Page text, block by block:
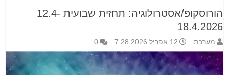
הורוסקופ/אסטרולוגיה: תחזית שבועית 12.4-
18.4.2026
מערכת 12 אפריל 2026 7:28 0